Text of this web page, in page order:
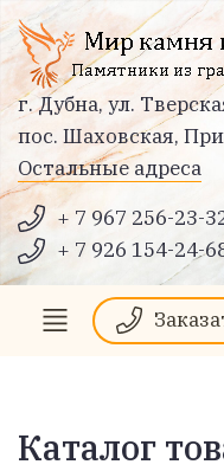
г. Дубна, ул.
пос. Шаховская,
Остальные адреса
+ 7 967 256-23-
+ 7 926 154-24-
Каталог